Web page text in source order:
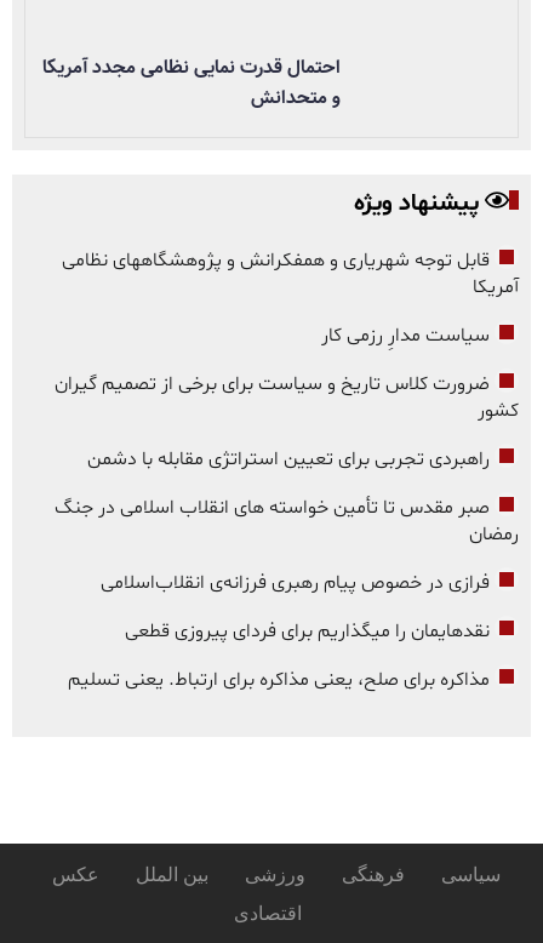
احتمال قدرت نمایی نظامی مجدد آمریکا
و متحدانش
پیشنهاد ویژه
قابل توجه شهریاری و همفکرانش و پژوهشگاههای نظامی
آمریکا
سیاست مدارِ رزمی کار
ضرورت کلاس تاریخ و سیاست برای برخی از تصمیم گیران
کشور
راهبردی تجربی برای تعیین استراتژی مقابله با دشمن
صبر مقدس تا تأمین خواسته های انقلاب اسلامی در جنگ
رمضان
فرازی در خصوص پیام رهبری فرزانه‌ی انقلاب‌اسلامی
نقدهایمان را میگذاریم برای فردای پیروزی قطعی
مذاکره برای صلح، یعنی مذاکره برای ارتباط. یعنی تسلیم
سیاسی فرهنگی ورزشی بین الملل
عکس
اقتصادی